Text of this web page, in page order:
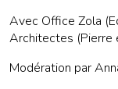
Avec Office Zola
Architectes (Pierre
Modération par